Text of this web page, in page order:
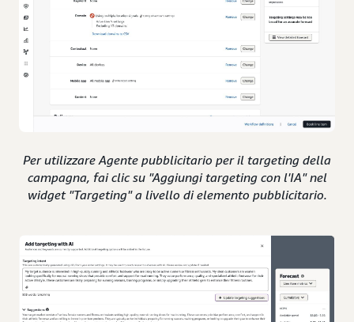
Per utilizzare Agente pubblicitario per il targeting della
campagna, fai clic su "Aggiungi targeting con l'IA" nel
widget "Targeting" a livello di elemento pubblicitario.